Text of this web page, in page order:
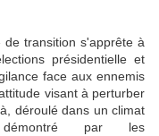
transition s'apprête à
présidentielle et
face aux ennemis
visant à perturber
déroulé dans un climat
par les